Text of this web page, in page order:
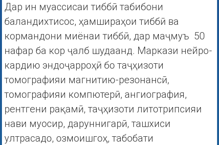
Дар ин муассисаи тиббӣ табибони
баландихтисос, ҳамшираҳои тиббӣ ва
кормандони миёнаи тиббӣ, дар маҷмуъ 50
нафар ба кор ҷалб шудаанд. Маркази нейро-
кардию эндоҷарроҳӣ бо таҷҳизоти
томографияи магнитию-резонансӣ,
томографияи компютерӣ, ангиография,
рентгени рақамӣ, таҷҳизоти литотрипсияи
нави муосир, даруннигарӣ, ташхиси
ултрасадо, озмоишгоҳ, табобати